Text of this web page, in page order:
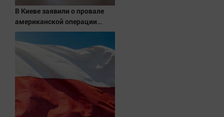
Гороскоп
Дети
Конкурс
Народная журналистика
В Киеве заявили о провале
американской операции
«Убей лучника» против
России